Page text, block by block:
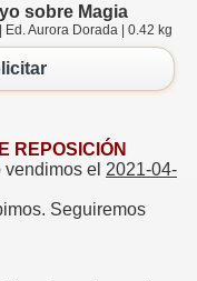
sobre Magia
Aurora Dorada | 0.42 kg
REPOSICIÓN
el 2021-04-
Seguiremos